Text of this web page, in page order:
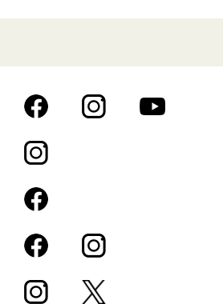
eb
oo
k
agr
am
eb
oo
k
eb
agr